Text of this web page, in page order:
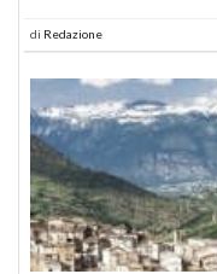
di Redazione